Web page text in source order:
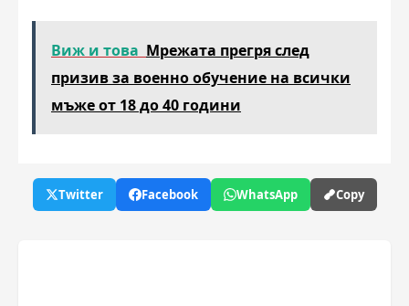
Виж и това Мрежата прегря след
призив за военно обучение на всички
мъже от 18 до 40 години
Twitter Facebook WhatsApp Copy